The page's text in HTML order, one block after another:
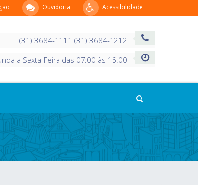
Acessibilidade
Ouvidoria
(31) 3684-1111 (31) 3684-1212
a Sexta-Feira das 07:00 às 16:00